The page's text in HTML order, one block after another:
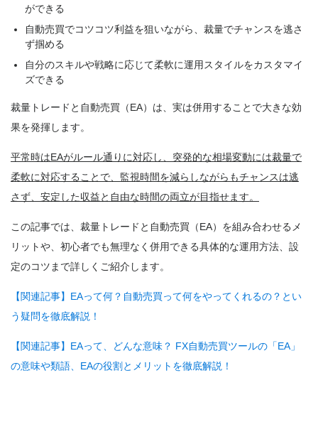
ができる
自動売買でコツコツ利益を狙いながら、裁量でチャンスを逃さ
ず掴める
自分のスキルや戦略に応じて柔軟に運用スタイルをカスタマイ
ズできる
裁量トレードと自動売買（EA）は、実は併用することで大きな効
果を発揮します。
平常時はEAがルール通りに対応し、突発的な相場変動には裁量で
柔軟に対応することで、監視時間を減らしながらもチャンスは逃
さず、安定した収益と自由な時間の両立が目指せます。
この記事では、裁量トレードと自動売買（EA）を組み合わせるメ
リットや、初心者でも無理なく併用できる具体的な運用方法、設
定のコツまで詳しくご紹介します。
【関連記事】EAって何？自動売買って何をやってくれるの？とい
う疑問を徹底解説！
【関連記事】EAって、どんな意味？ FX自動売買ツールの「EA」
の意味や類語、EAの役割とメリットを徹底解説！